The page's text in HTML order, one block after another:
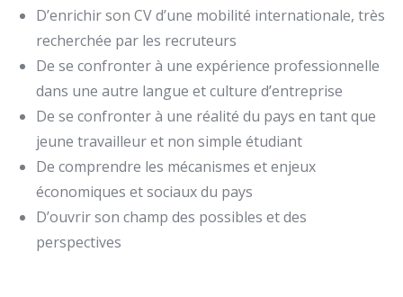
D’enrichir son CV d’une mobilité internationale, très
recherchée par les recruteurs
De se confronter à une expérience professionnelle
dans une autre langue et culture d’entreprise
De se confronter à une réalité du pays en tant que
jeune travailleur et non simple étudiant
De comprendre les mécanismes et enjeux
économiques et sociaux du pays
D’ouvrir son champ des possibles et des
perspectives